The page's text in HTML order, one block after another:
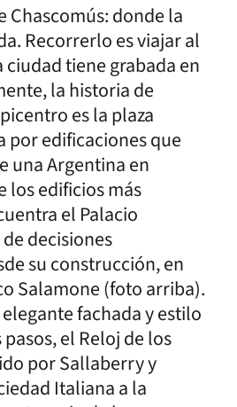
Chascomús: donde la
Recorrerlo es viajar al
tiene grabada en
la historia de
es la plaza
por edificaciones que
una Argentina en
los edificios más
el Palacio
decisiones
su construcción, en
Salamone (foto arriba).
fachada y estilo
el Reloj de los
por Sallaberry y
Italiana a la